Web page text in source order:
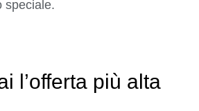
speciale.
l’offerta più alta